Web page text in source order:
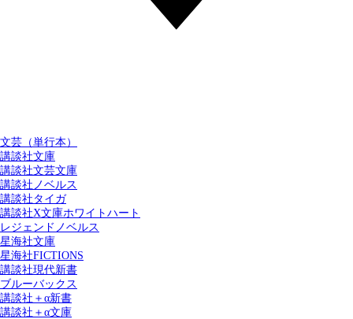
文芸（単行本）
講談社文庫
講談社文芸文庫
講談社ノベルス
講談社タイガ
講談社X文庫ホワイトハート
レジェンドノベルス
星海社文庫
星海社FICTIONS
講談社現代新書
ブルーバックス
講談社＋α新書
講談社＋α文庫